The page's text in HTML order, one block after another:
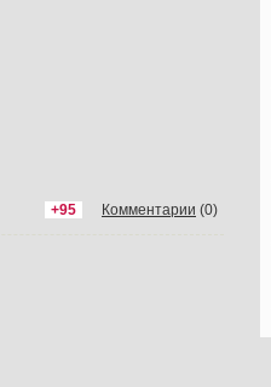
+95 Комментарии (0)